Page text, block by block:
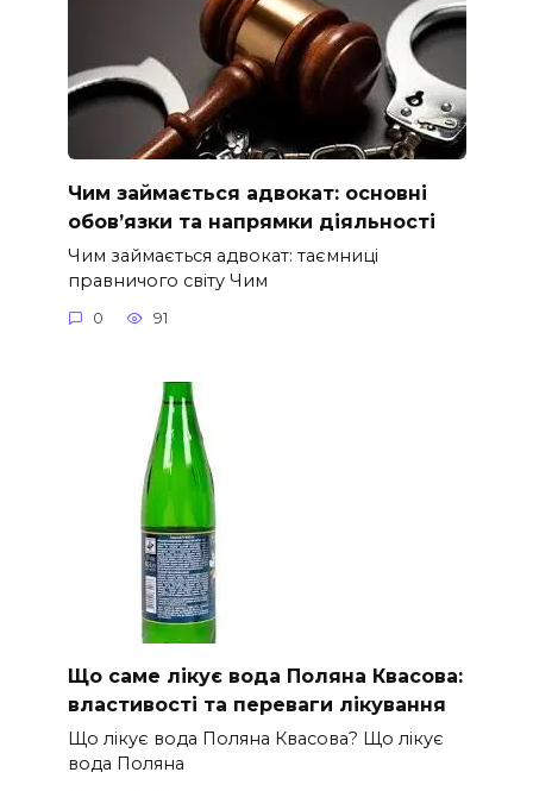
Чим займається адвокат: основні
обов’язки та напрямки діяльності
Чим займається адвокат: таємниці
правничого світу Чим
0 91
Що саме лікує вода Поляна Квасова:
властивості та переваги лікування
Що лікує вода Поляна Квасова? Що лікує
вода Поляна